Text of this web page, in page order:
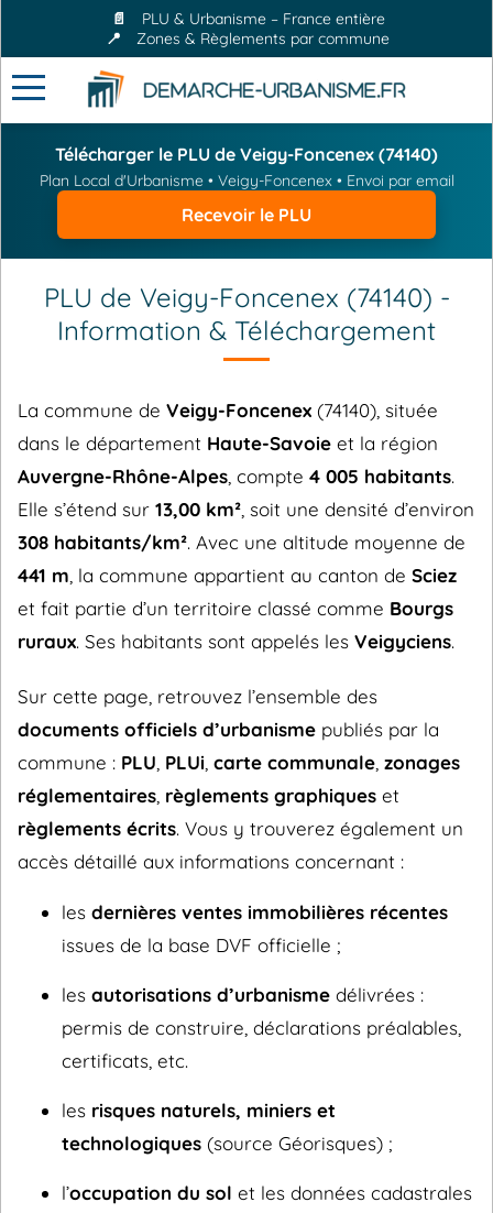
📄
PLU & Urbanisme – France entière
📍
Zones & Règlements par commune
Télécharger le PLU de Veigy-Foncenex (74140)
Plan Local d'Urbanisme • Veigy-Foncenex • Envoi par email
Recevoir le PLU
PLU de Veigy-Foncenex (74140) -
Information & Téléchargement
La commune de Veigy-Foncenex (74140), située
dans le département Haute-Savoie et la région
Auvergne-Rhône-Alpes , compte 4 005 habitants.
Elle s’étend sur 13,00 km² , soit une densité d’environ
308 habitants/km². Avec une altitude moyenne de
441 m , la commune appartient au canton de Sciez
et fait partie d’un territoire classé comme Bourgs
ruraux. Ses habitants sont appelés les Veigyciens.
Sur cette page, retrouvez l’ensemble des
documents officiels d’urbanisme publiés par la
commune : PLU PLUi carte communale zonages
réglementaires règlements graphiques et
règlements écrits. Vous y trouverez également un
accès détaillé aux informations concernant :
les dernières ventes immobilières récentes
issues de la base DVF officielle ;
les autorisations d’urbanisme délivrées :
permis de construire, déclarations préalables,
certificats, etc.
les risques naturels, miniers et
technologiques (source Géorisques) ;
l’occupation du sol et les données cadastrales